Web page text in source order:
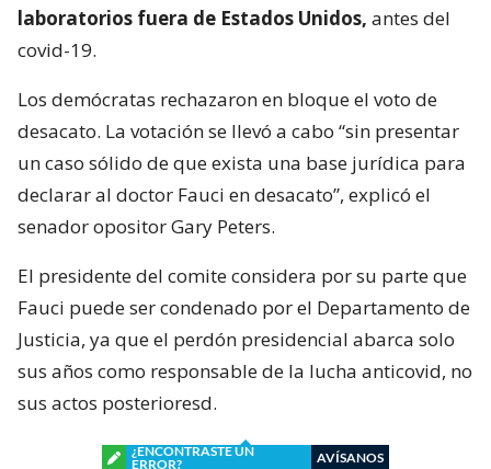
laboratorios fuera de Estados Unidos, antes del
covid-19.
Los demócratas rechazaron en bloque el voto de
desacato. La votación se llevó a cabo “sin presentar
un caso sólido de que exista una base jurídica para
declarar al doctor Fauci en desacato”, explicó el
senador opositor Gary Peters.
El presidente del comite considera por su parte que
Fauci puede ser condenado por el Departamento de
Justicia, ya que el perdón presidencial abarca solo
sus años como responsable de la lucha anticovid, no
sus actos posterioresd.
¿ENCONTRASTE UN
ERROR?
AVÍSANOS